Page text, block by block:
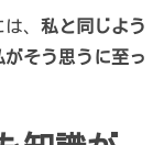
、 私と同じよう
がそう思うに至っ